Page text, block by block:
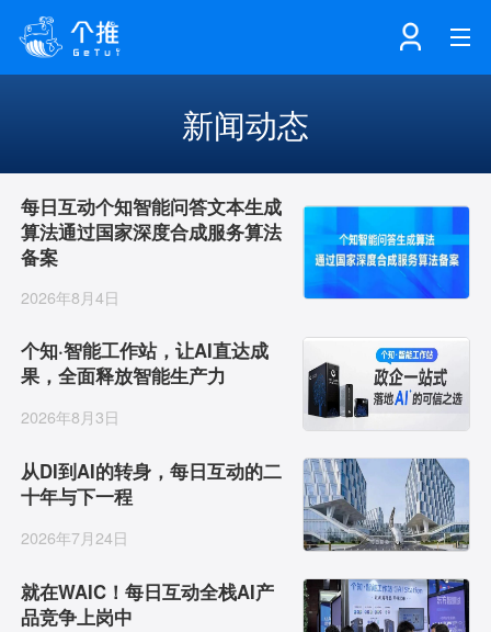
个知·智能工作站
个知·智能营销AITA
个知·智能运营AIBI
消息推送
解决方案
数据中台解决方案
个知·智能工作站
互联网增长
开发者中心
SDK下载
文档中心
数据工坊
个推学堂
新闻动态
每日互动个知智能问答文本生成
算法通过国家深度合成服务算法
备案
2026年8月4日
个知·智能工作站，让AI直达成
果，全面释放智能生产力
2026年8月3日
从DI到AI的转身，每日互动的二
十年与下一程
2026年7月24日
就在WAIC！每日互动全栈AI产
品竞争上岗中